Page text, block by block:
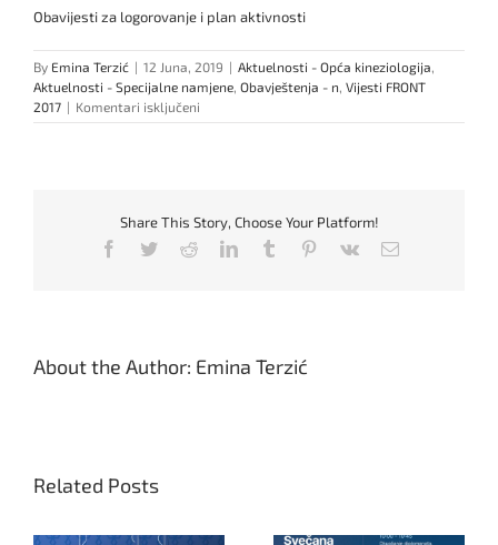
Obavijesti za logorovanje i plan aktivnosti
By Emina Terzić | 12 Juna, 2019 | Aktuelnosti - Opća kineziologija
Aktuelnosti - Specijalne namjene Obavještenja - n Vijesti FRONT
2017 | Komentari isključeni
Važno!
Logorovanje
Share This Story, Choose Your Platform!
Facebook
TwitterRedditLinkedInTumblr Pinterest
Vk Email
About the Author: Emina Terzić
Related Posts